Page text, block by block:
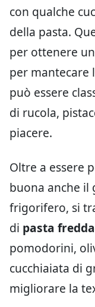
con qualche
della pasta.
per ottenere
per mantecare
può essere
di rucola,
piacere.
Oltre a essere
buona anche il
frigorifero, si
di pasta fredda
pomodorini,
cucchiaiata di
migliorare la